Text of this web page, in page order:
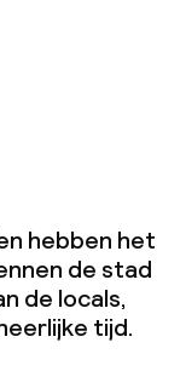
hebben het
de stad
de locals,
tijd.